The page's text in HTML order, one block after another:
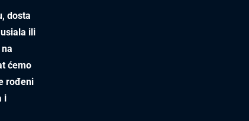
dosta
ili
ćemo
rođeni
i